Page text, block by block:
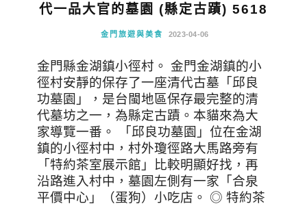
代一品大官的墓園 (縣定古蹟) 5618
金門旅遊與美食 2023-04-06
金門縣金湖鎮小徑村。 金門金湖鎮的小
徑村安靜的保存了一座清代古墓「邱良
功墓園」，是台閩地區保存最完整的清
代墓坊之一，為縣定古蹟。本貓來為大
家導覽一番。 「邱良功墓園」位在金湖
鎮的小徑村中，村外瓊徑路大馬路旁有
「特約茶室展示館」比較明顯好找，再
沿路進入村中，墓園左側有一家「合泉
平價中心」（蛋狗）小吃店。 ◎ 特約茶